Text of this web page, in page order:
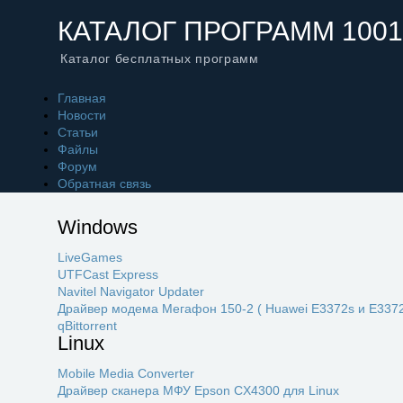
КАТАЛОГ ПРОГРАММ
Каталог бесплатных программ
Главная
Новости
Статьи
Файлы
Форум
Обратная связь
Windows
LiveGames
UTFCast Express
Navitel Navigator Updater
Драйвер модема Мегафон 150-2 ( Huawei E3372s и
qBittorrent
Linux
Mobile Media Converter
Драйвер сканера МФУ Epson CX4300 для Linux